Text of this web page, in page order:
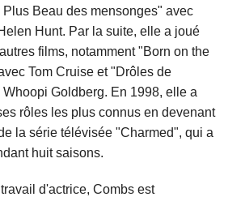
Beau des mensonges" avec
Hunt. Par la suite, elle a joué
films, notamment "Born on the
Tom Cruise et "Drôles de
Goldberg. En 1998, elle a
rôles les plus connus en devenant
la série télévisée "Charmed", qui a
huit saisons.
d'actrice, Combs est